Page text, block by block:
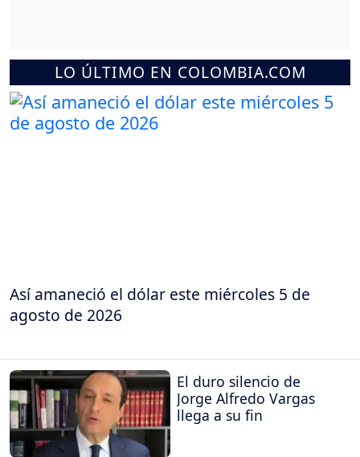
LO ÚLTIMO EN COLOMBIA.COM
Así amaneció el dólar este miércoles 5 de
agosto de 2026
El duro silencio de
Jorge Alfredo Vargas
llega a su fin